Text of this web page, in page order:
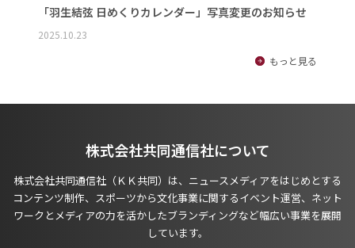
「羽生結弦 日めくりカレンダー」写真変更のお知らせ
2025.10.23
もっと見る
株式会社共同通信社について
株式会社共同通信社（ＫＫ共同）は、ニュースメディアをはじめとする
コンテンツ制作、スポーツから文化事業に関するイベント運営、ネット
ワークとメディアの力を活かしたブランディングなど幅広い事業を展開
しています。